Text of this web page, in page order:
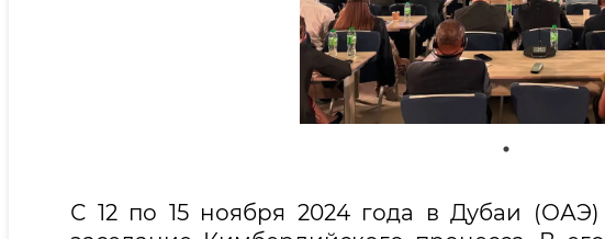
С 12 по 15 ноября 2024 года в Дубаи